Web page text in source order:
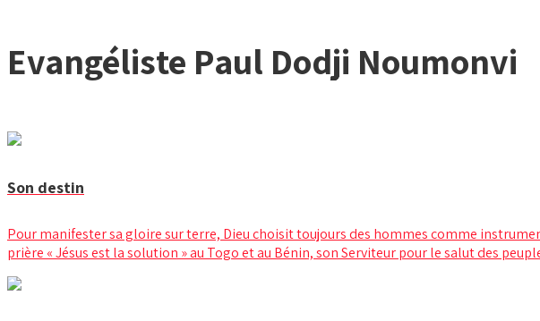
Evangéliste Paul Dodji Noumonvi
Son destin
Pour manifester sa gloire sur terre, Dieu choisit toujours des hommes comme
prière « Jésus est la solution » au Togo et au Bénin, son Serviteur pour le salut des